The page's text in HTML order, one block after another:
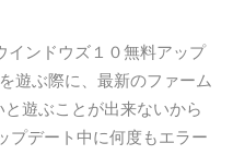
インドウズ１０無料アップ
遊ぶ際に、最新のファーム
遊ぶことが出来ないから
プデート中に何度もエラー